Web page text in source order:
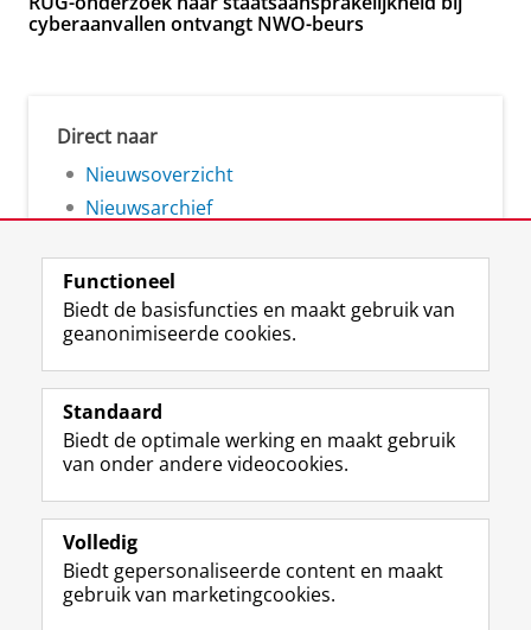
cyberaanvallen ontvangt NWO-beurs
Direct naar
Nieuwsoverzicht
Nieuwsarchief
Volg de RUG
F
a
e
b
o
p
a
L
i
k
e
I
-
p
R
S
-
f
e
R
I
n
t
r
m
Y
o
T
e
k
Studiekiezers
Alumni
Over ons
Functioneel
Biedt de basisfuncties en maakt gebruik van
geanonimiseerde cookies.
Standaard
Biedt de optimale werking en maakt gebruik
van onder andere videocookies.
Volledig
Biedt gepersonaliseerde content en maakt
gebruik van marketingcookies.